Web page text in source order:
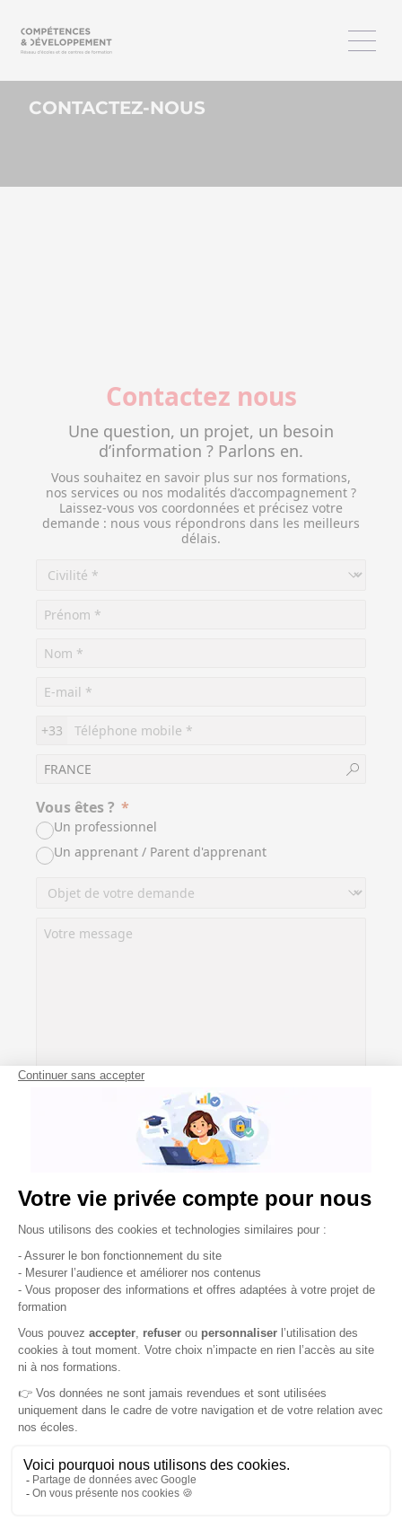
CONTACTEZ-NOUS
Contactez nous
Une question, un projet, un besoin
d’information ? Parlons en.
Vous souhaitez en savoir plus sur nos formations,
nos services ou nos modalités d’accompagnement ?
Laissez-vous vos coordonnées et précisez votre
demande : nous vous répondrons dans les meilleurs
délais.
+33
Vous êtes ?
Un professionnel
Un apprenant / Parent d'apprenant
Envoyer ma
demande
Compétences et Développement est responsable des traitements de données.
Les informations recueillies font l’objet d’un traitement informatique destiné aux
opérations de transmission des informations et documentations sollicitées. Les
destinataires des données est le service commercial. Vos données sont conservées
ans à compter de leur collecte ou de votre dernière correspondance avec nous.
Conformément à la réglementation en vigueur, vous disposez d’un droit d’accès, de